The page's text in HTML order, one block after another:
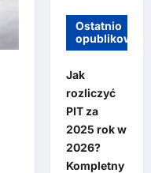
Ostatnio
Jak
rozliczyć
PIT za
2025 rok w
2026?
Kompletny